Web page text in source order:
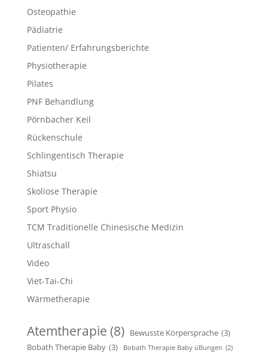
Osteopathie
Pädiatrie
Patienten/ Erfahrungsberichte
Physiotherapie
Pilates
PNF Behandlung
Pörnbacher Keil
Rückenschule
Schlingentisch Therapie
Shiatsu
Skoliose Therapie
Sport Physio
TCM Traditionelle Chinesische Medizin
Ultraschall
Video
Viet-Tai-Chi
Wärmetherapie
Atemtherapie (8) Bewusste Körpersprache (3)
Bobath Therapie Baby (3) Bobath Therapie Baby üBungen (2)